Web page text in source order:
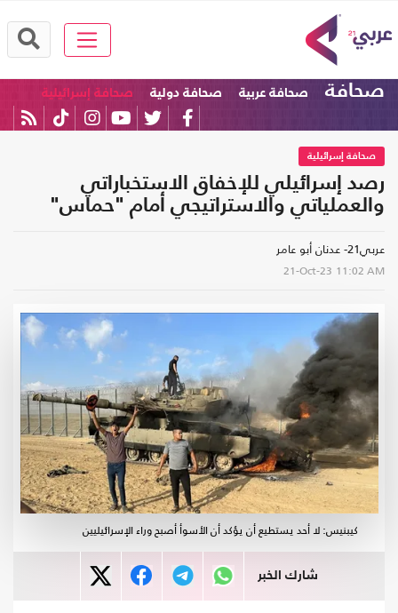
صحافة صحافة عربية صحافة دولية صحافة إسرائيلية
صحافة إسرائيلية
رصد إسرائيلي للإخفاق الاستخباراتي
والعملياتي والاستراتيجي أمام "حماس"
عربي21- عدنان أبو عامر
21-Oct-23 11:02 AM
كيبنيس: لا أحد يستطيع أن يؤكد أن الأسوأ أصبح وراء الإسرائيليين
شارك الخبر